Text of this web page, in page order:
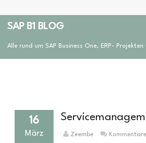
SAP B1 BLOG
Alle rund um SAP Business One, ERP-
16
März Zeembe